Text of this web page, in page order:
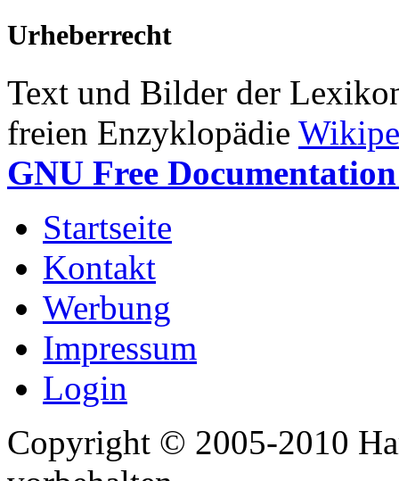
Urheberrecht
Text und Bilder der
freien Enzyklopädie
GNU Free
Startseite
Kontakt
Werbung
Impressum
Login
Copyright © 2005-2010